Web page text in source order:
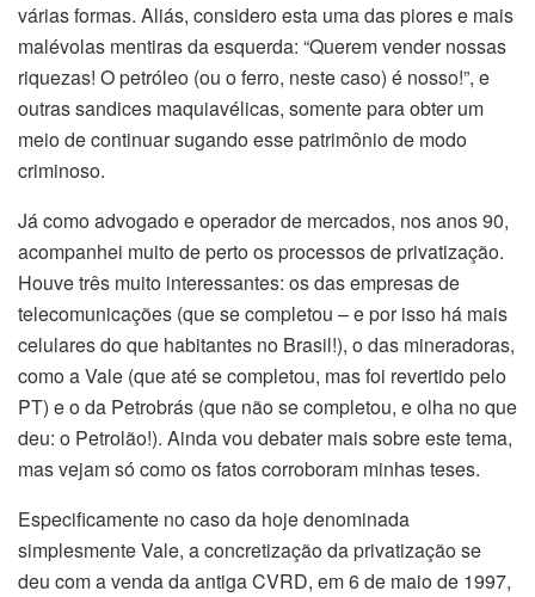
várias formas. Aliás, considero esta uma das piores e mais
malévolas mentiras da esquerda: “Querem vender nossas
riquezas! O petróleo (ou o ferro, neste caso) é nosso!”, e
outras sandices maquiavélicas, somente para obter um
meio de continuar sugando esse patrimônio de modo
criminoso.
Já como advogado e operador de mercados, nos anos 90,
acompanhei muito de perto os processos de privatização.
Houve três muito interessantes: os das empresas de
telecomunicações (que se completou – e por isso há mais
celulares do que habitantes no Brasil!), o das mineradoras,
como a Vale (que até se completou, mas foi revertido pelo
PT) e o da Petrobrás (que não se completou, e olha no que
deu: o Petrolão!). Ainda vou debater mais sobre este tema,
mas vejam só como os fatos corroboram minhas teses.
Especificamente no caso da hoje denominada
simplesmente Vale, a concretização da privatização se
deu com a venda da antiga CVRD, em 6 de maio de 1997,